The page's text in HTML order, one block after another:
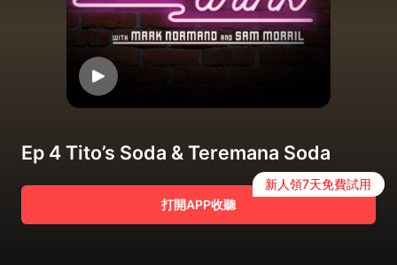
Ep 4 Tito’s Soda & Teremana Soda
打開APP收聽
新人領7天免費試用